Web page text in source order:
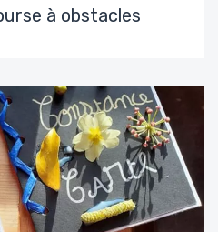
à obstacles